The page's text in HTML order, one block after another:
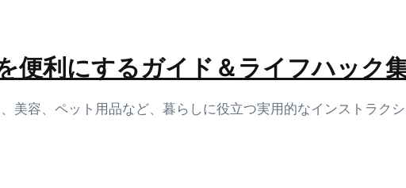
利にするガイド＆ライフハック
美容、ペット用品など、暮らしに役立つ実用的なインストラク